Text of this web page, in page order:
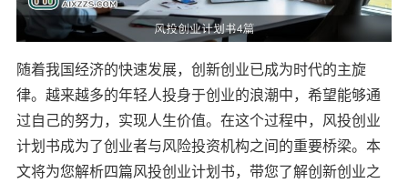
随着我国经济的快速发展，创新创业已成为时代的主旋
律。越来越多的年轻人投身于创业的浪潮中，希望能够通
过自己的努力，实现人生价值。在这个过程中，风投创业
计划书成为了创业者与风险投资机构之间的重要桥梁。本
文将为您解析四篇风投创业计划书，带您了解创新创业之